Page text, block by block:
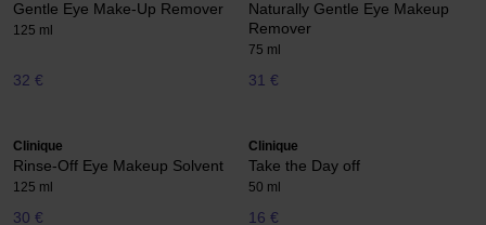
Gentle Eye Make-Up Remover
125 ml
32 €
Naturally Gentle Eye Makeup
Remover
75 ml
31 €
Clinique
Rinse-Off Eye Makeup Solvent
125 ml
30 €
Clinique
Take the Day off
50 ml
16 €